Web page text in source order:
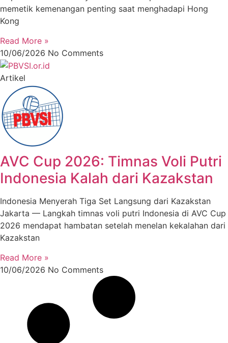
memetik kemenangan penting saat menghadapi Hong
Kong
Read More »
10/06/2026 No Comments
Artikel
AVC Cup 2026: Timnas Voli Putri
Indonesia Kalah dari Kazakstan
Indonesia Menyerah Tiga Set Langsung dari Kazakstan
Jakarta — Langkah timnas voli putri Indonesia di AVC Cup
2026 mendapat hambatan setelah menelan kekalahan dari
Kazakstan
Read More »
10/06/2026 No Comments